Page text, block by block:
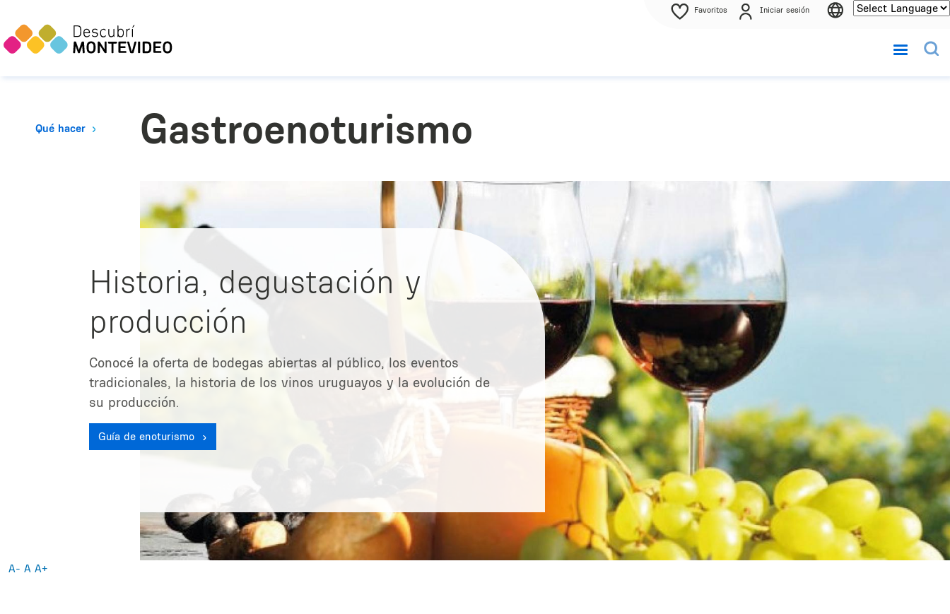
Favoritos Iniciar sesión
Qué hacer Gastroenoturismo
Historia, degustación y
producción
Conocé la oferta de bodegas abiertas al público, los eventos
tradicionales, la historia de los vinos uruguayos y la evolución de
su producción.
Guía de enoturismo
A- A A+